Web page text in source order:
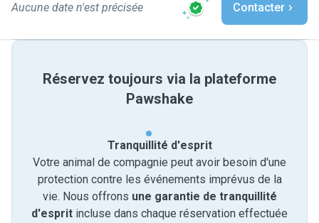
Aucune date n'est précisée Contacter
Réservez toujours via la plateforme
Pawshake
Tranquillité d'esprit
Votre animal de compagnie peut avoir besoin d'une
protection contre les événements imprévus de la
vie. Nous offrons une garantie de tranquillité
d'esprit incluse dans chaque réservation effectuée